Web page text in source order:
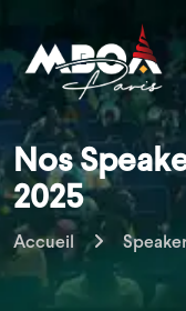
Nos
2025
Accueil